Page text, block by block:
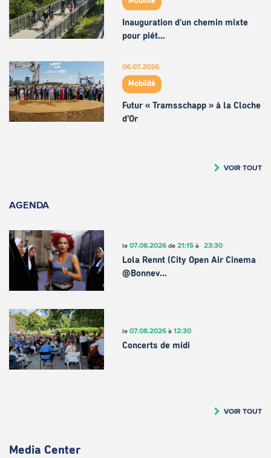
Inauguration d'un chemin mixte
pour piét…
06.07.2026
Mobilité
Futur « Tramsschapp » à la Cloche
d’Or
VOIR TOUT
AGENDA
le 07.08.2026de 21:15à 23:30
Lola Rennt (City Open Air Cinema
@Bonnev…
le 07.08.2026à 12:30
Concerts de midi
VOIR TOUT
Media Center